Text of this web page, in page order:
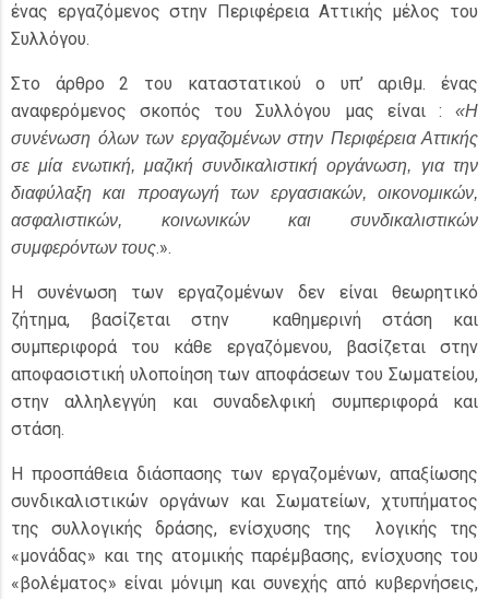
ένας εργαζόμενος στην Περιφέρεια Αττικής μέλος του
Συλλόγου.
Στο άρθρο 2 του καταστατικού ο υπ’ αριθμ. ένας
αναφερόμενος σκοπός του Συλλόγου μας είναι : «Η
συνένωση όλων των εργαζομένων στην Περιφέρεια Αττικής
σε μία ενωτική, μαζική συνδικαλιστική οργάνωση, για την
διαφύλαξη και προαγωγή των εργασιακών, οικονομικών,
ασφαλιστικών, κοινωνικών και συνδικαλιστικών
συμφερόντων τους.».
Η συνένωση των εργαζομένων δεν είναι θεωρητικό
ζήτημα, βασίζεται στην καθημερινή στάση και
συμπεριφορά του κάθε εργαζόμενου, βασίζεται στην
αποφασιστική υλοποίηση των αποφάσεων του Σωματείου,
στην αλληλεγγύη και συναδελφική συμπεριφορά και
στάση.
Η προσπάθεια διάσπασης των εργαζομένων, απαξίωσης
συνδικαλιστικών οργάνων και Σωματείων, χτυπήματος
της συλλογικής δράσης, ενίσχυσης της λογικής της
«μονάδας» και της ατομικής παρέμβασης, ενίσχυσης του
«βολέματος» είναι μόνιμη και συνεχής από κυβερνήσεις,